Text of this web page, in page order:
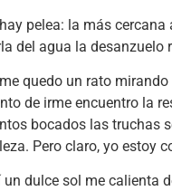
pelea: la más
del agua la
quedo un rato
de irme encuentro la
bocados las
Pero claro, yo
dulce sol me